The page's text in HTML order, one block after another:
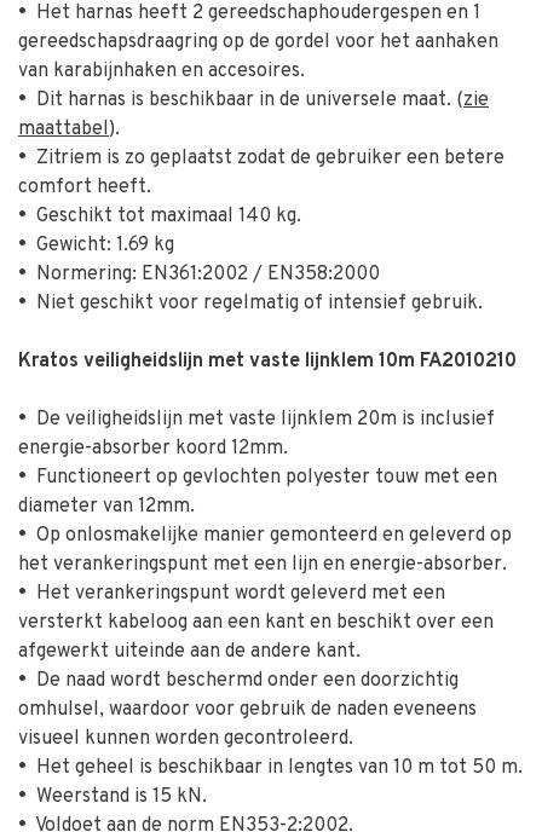
• Het harnas heeft 2 gereedschaphoudergespen en 1
gereedschapsdraagring op de gordel voor het aanhaken
van karabijnhaken en accesoires.
• Dit harnas is beschikbaar in de universele maat. (zie
maattabel).
• Zitriem is zo geplaatst zodat de gebruiker een betere
comfort heeft.
• Geschikt tot maximaal 140 kg.
• Gewicht: 1.69 kg
• Normering: EN361:2002 / EN358:2000
• Niet geschikt voor regelmatig of intensief gebruik.
Kratos veiligheidslijn met vaste lijnklem 10m FA2010210
• De veiligheidslijn met vaste lijnklem 20m is inclusief
energie-absorber koord 12mm.
• Functioneert op gevlochten polyester touw met een
diameter van 12mm.
• Op onlosmakelijke manier gemonteerd en geleverd op
het verankeringspunt met een lijn en energie-absorber.
• Het verankeringspunt wordt geleverd met een
versterkt kabeloog aan een kant en beschikt over een
afgewerkt uiteinde aan de andere kant.
• De naad wordt beschermd onder een doorzichtig
omhulsel, waardoor voor gebruik de naden eveneens
visueel kunnen worden gecontroleerd.
• Het geheel is beschikbaar in lengtes van 10 m tot 50 m.
• Weerstand is 15 kN.
• Voldoet aan de norm EN353-2:2002.